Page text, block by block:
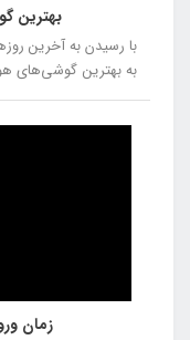
بهترین
به بهترین گوشی‌های
مدل‌های جدید و
دستگاه‌هایی با
برندهای مختلف
توجه به نقاط قوت و
زمان ورود